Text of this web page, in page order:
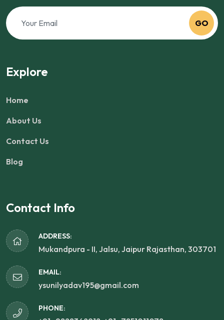
GO
Explore
Home
About Us
Contact Us
Blog
Contact Info
ADDRESS:
Mukandpura - II, Jalsu, Jaipur Rajasthan, 303701
EMAIL:
ysunilyadav195@gmail.com
PHONE: